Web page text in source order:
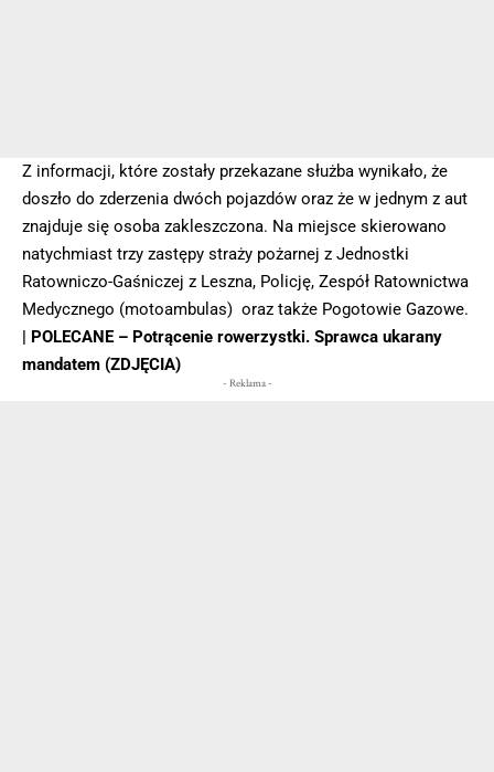
Z informacji, które zostały przekazane służba wynikało, że
doszło do zderzenia dwóch pojazdów oraz że w jednym z aut
znajduje się osoba zakleszczona. Na miejsce skierowano
natychmiast trzy zastępy straży pożarnej z Jednostki
Ratowniczo-Gaśniczej z Leszna, Policję, Zespół Ratownictwa
Medycznego (motoambulas) oraz także Pogotowie Gazowe.
| POLECANE – Potrącenie rowerzystki. Sprawca ukarany
mandatem (ZDJĘCIA)
- Reklama -